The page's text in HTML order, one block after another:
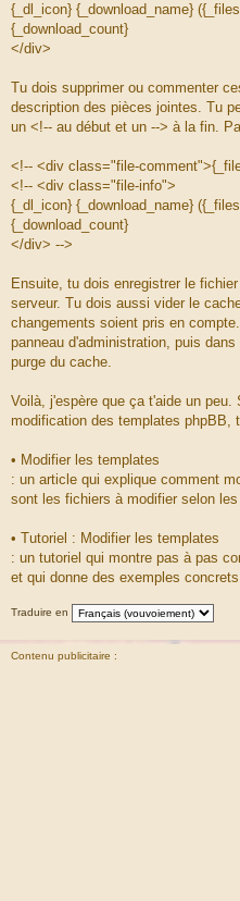
{_dl_icon} {_download_name}
{_download_count}
</div>
Tu dois supprimer ou commenter
description des pièces jointes. Tu
un <!-- au début et un --> à la fin.
<!-- <div class="file-
<!-- <div class="file-info">
{_dl_icon} {_download_name}
{_download_count}
</div> -->
Ensuite, tu dois enregistrer le
serveur. Tu dois aussi vider le
changements soient pris en
panneau d'administration, puis
purge du cache.
Voilà, j'espère que ça t'aide un
modification des templates
• Modifier les templates
: un article qui explique comment
sont les fichiers à modifier selon
• Tutoriel : Modifier les templates
: un tutoriel qui montre pas à pas
et qui donne des exemples
Traduire en
Contenu publicitaire :